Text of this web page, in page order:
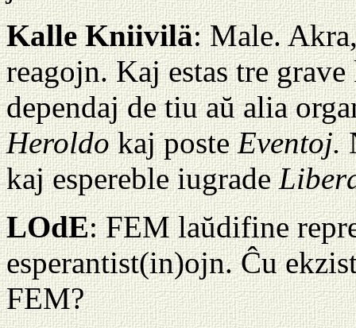
Kalle Kniivilä: Male.
reagojn. Kaj estas tre
dependaj de tiu aŭ alia
Heroldokaj posteEventoj.
kaj espereble iugrade
LOdE: FEM laŭdifine
esperantist(in)ojn. Ĉu
FEM?